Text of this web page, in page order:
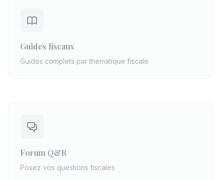
Guides fiscaux
Guides complets par thématique fiscale
Forum Q&R
Posez vos questions fiscales